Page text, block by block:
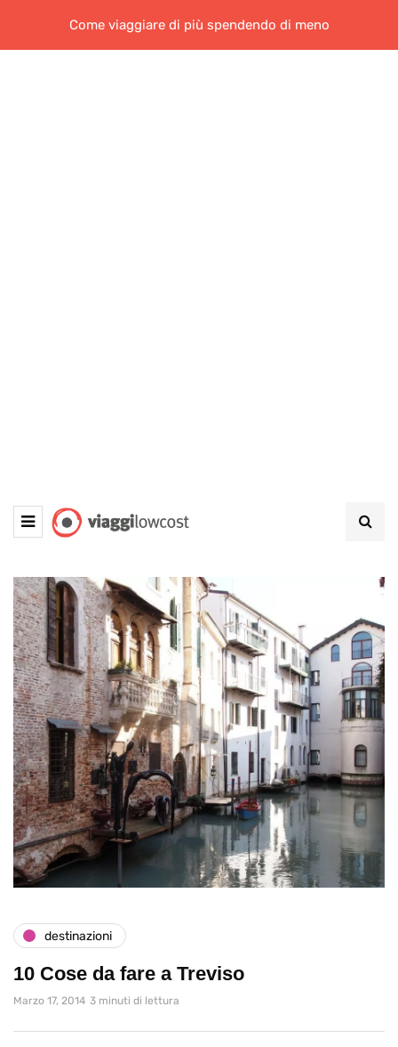
Come viaggiare di più spendendo di meno
destinazioni
10 Cose da fare a Treviso
Marzo 17, 2014 3 minuti di lettura